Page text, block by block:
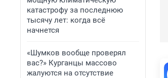
катастрофу за последнюю
тысячу лет: когда всё
начнется
«Шумков вообще проверял
вас?» Курганцы массово
жалуются на отсутствие